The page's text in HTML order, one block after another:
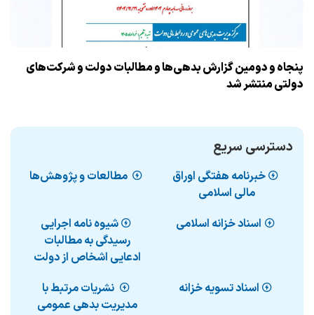
پنجاه و دومین گزارش بدهی‌ها و مطالبات دولت و شرکت‌های
دولتی منتشر شد
دسترسی سریع
خبرنامه هفتگی اوراق
مالی اسلامی
مطالعات و پژوهش‌ها
اسناد خزانه اسلامی
شیوه نامه اجرایی
رسیدگی به مطالبات
ادعایی اشخاص از دولت
اسناد تسویه خزانه
نشریات مرتبط با
مدیریت بدهی عمومی